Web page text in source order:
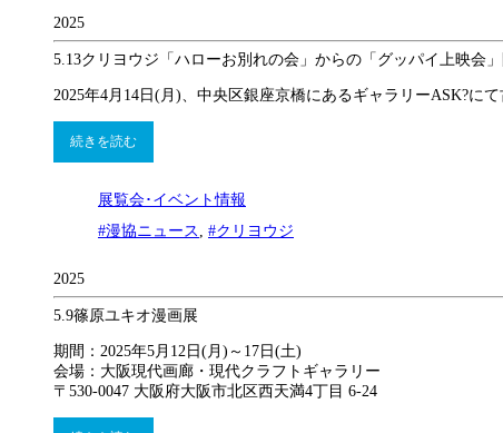
2025
5.13クリヨウジ「ハローお別れの会」からの「グッパイ上映会
2025年4月14日(月)、中央区銀座京橋にあるギャラリーASK?に
続きを読む
展覧会･イベント情報
#漫協ニュース
#クリヨウジ
2025
5.9篠原ユキオ漫画展
期間：2025年5月12日(月)～17日(土)
会場：大阪現代画廊・現代クラフトギャラリー
〒530-0047 大阪府大阪市北区西天満4丁目 6-24